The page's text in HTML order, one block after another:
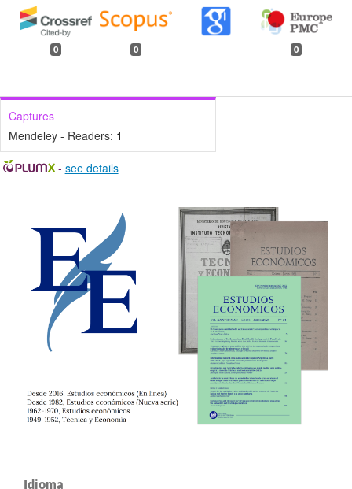
0 0 0
Captures
Mendeley - Readers: 1
- see details
Idioma